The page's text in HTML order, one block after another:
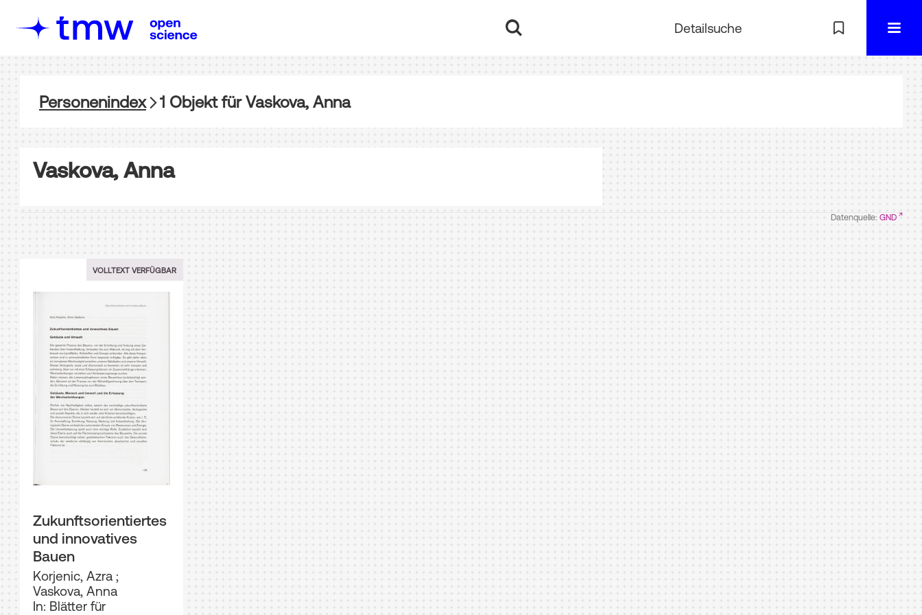
Detailsuche
Personenindex 1 ObjektfürVaskova, Anna
Vaskova, Anna
Datenquelle: GND
VOLLTEXT VERFÜGBAR
Zukunftsorientiertes
und innovatives
Bauen
Korjenic, Azra;
Vaskova, Anna
In: Blätter für